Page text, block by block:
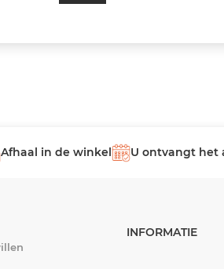
Afhaal in de winkel U ontvangt het
INFORMATIE